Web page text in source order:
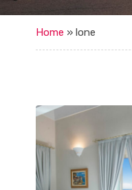
Home » lone